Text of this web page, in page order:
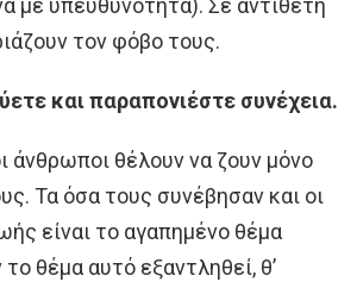
με υπευθυνότητα). Σε αντίθετη
τον φόβο τους.
και παραπονιέστε συνέχεια.
άνθρωποι θέλουν να ζουν μόνο
Τα όσα τους συνέβησαν και οι
είναι το αγαπημένο θέμα
θέμα αυτό εξαντληθεί, θ’